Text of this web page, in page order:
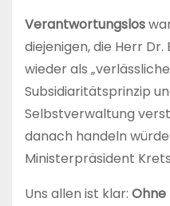
Verantwortungslos
diejenigen, die Herr
wieder als
Subsidiaritätsprinzip
Selbstverwaltung
danach handeln
Ministerpräsident
Uns allen ist klar: